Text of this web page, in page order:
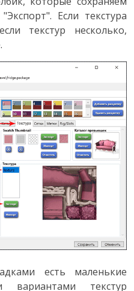
Если текстура
текстур несколько,
есть маленькие
текстур